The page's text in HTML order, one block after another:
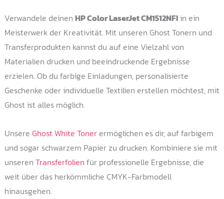
Verwandele deinen HP Color LaserJet CM1512NFIin ein
Meisterwerk der Kreativität. Mit unseren Ghost Tonern und
Transferprodukten kannst du auf eine Vielzahl von
Materialien drucken und beeindruckende Ergebnisse
erzielen. Ob du farbige Einladungen, personalisierte
Geschenke oder individuelle Textilien erstellen möchtest, mit
Ghost ist alles möglich.
Unsere Ghost White Tonerermöglichen es dir, auf farbigem
und sogar schwarzem Papier zu drucken. Kombiniere sie mit
unseren Transferfolien für professionelle Ergebnisse, die
weit über das herkömmliche CMYK-Farbmodell
hinausgehen.